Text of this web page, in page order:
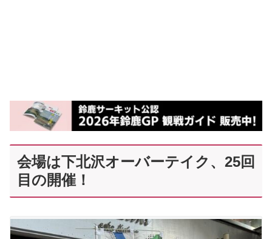
会場は下北沢オーバーテイク、25回
目の開催！